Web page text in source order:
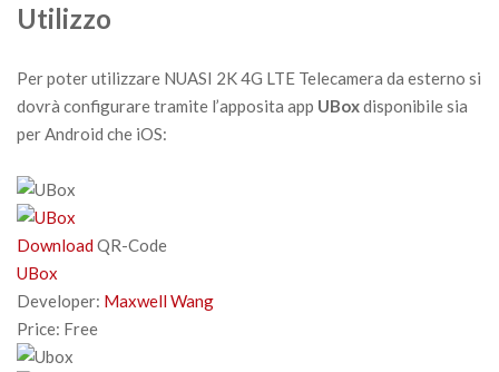
Utilizzo
Per poter utilizzare NUASI 2K 4G LTE Telecamera da esterno si
dovrà configurare tramite l’apposita app UBoxdisponibile sia
per Android che iOS:
DownloadQR-Code
UBox
Developer: Maxwell Wang
Price: Free